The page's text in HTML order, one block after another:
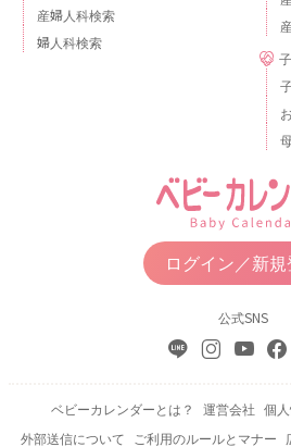
産婦人科検索
婦人科検索
ログイン／新
公式SNS
ベビーカレンダーとは？ 運営会社 個
外部送信について
ご利用のルールとマナー